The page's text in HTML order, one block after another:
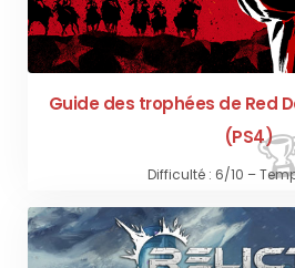
Guide des trophées de Red
(PS4)
Difficulté : 6/10 –